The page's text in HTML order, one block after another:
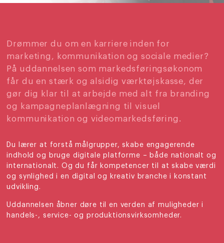
Drømmer du om en karriere inden for
marketing, kommunikation og sociale medier?
På uddannelsen som markedsføringsøkonom
får du en stærk og alsidig værktøjskasse, der
gør dig klar til at arbejde med alt fra branding
og kampagneplanlægning til visuel
kommunikation og videomarkedsføring.
Du lærer at forstå målgrupper, skabe engagerende
indhold og bruge digitale platforme – både nationalt og
internationalt. Og du får kompetencer til at skabe værdi
og synlighed i en digital og kreativ branche i konstant
udvikling.
Uddannelsen åbner døre til en verden af muligheder i
handels-, service- og produktionsvirksomheder.